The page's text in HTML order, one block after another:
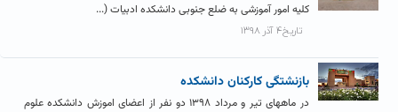
کلیه امور آموزشی به ضلع جنوبی دانشکده ادبیات (...
تاریخ۴ آذر ۱۳۹۸
بازنشتگی کارکنان دانشکده
در ماههای تیر و مرداد ۱۳۹۸ دو نفر از اعضای اموزش دانشکده علوم